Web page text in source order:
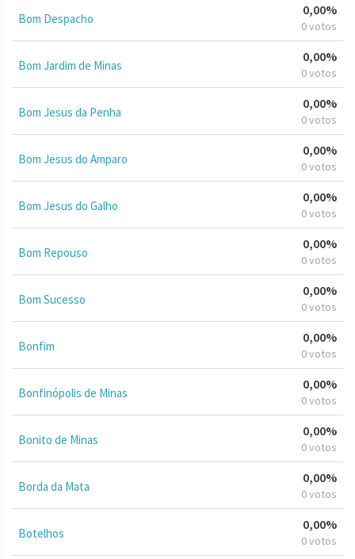
Bom Despacho
0,00%
0 votos
Bom Jardim de Minas
0,00%
0 votos
Bom Jesus da Penha
0,00%
0 votos
Bom Jesus do Amparo
0,00%
0 votos
Bom Jesus do Galho
0,00%
0 votos
Bom Repouso
0,00%
0 votos
Bom Sucesso
0,00%
0 votos
Bonfim
0,00%
0 votos
Bonfinópolis de Minas
0,00%
0 votos
Bonito de Minas
0,00%
0 votos
Borda da Mata
0,00%
0 votos
Botelhos
0,00%
0 votos